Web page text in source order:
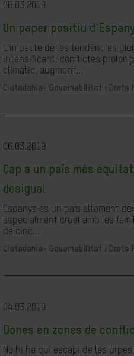
06.03.2019
Un paper positiu
L'impacte de les tendències
intensificant: conflictes
climàtic, augment...
Ciutadania- Governabilitat i Drets
06.03.2019
Cap a un país més
desigual
Espanya és un país altament
especialment cruel amb les
de cinc...
Ciutadania- Governabilitat i Drets
04.03.2019
Dones en zones de
No hi ha qui escapi de les